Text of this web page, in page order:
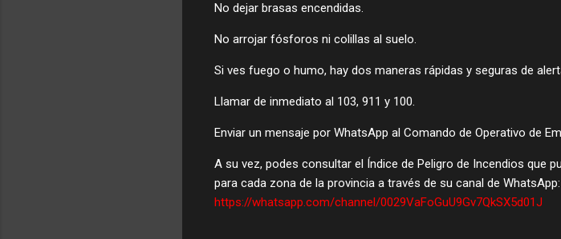
No dejar brasas encendidas.
No arrojar fósforos ni colillas al suelo.
Si ves fuego o humo, hay dos maneras rápidas y seguras de
Llamar de inmediato al 103, 911 y 100.
Enviar un mensaje por WhatsApp al Comando de Operativo de
A su vez, podes consultar el Índice de Peligro de Incendios que
para cada zona de la provincia a través de su canal de WhatsApp:
https://whatsapp.com/channel/0029VaFoGuU9Gv7QkSX5d01J